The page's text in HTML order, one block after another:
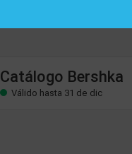
Catálogo Bershka
Válido hasta 31 de dic